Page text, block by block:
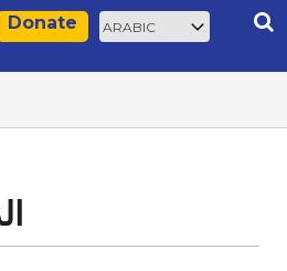
Donate
Select
your